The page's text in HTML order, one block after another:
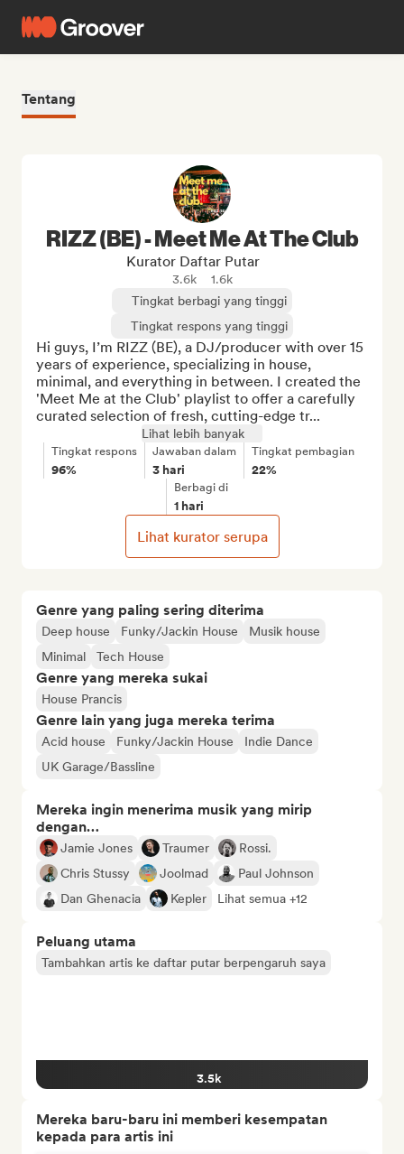
Tentang
Genre yang paling sering diterima
Deep house Funky/Jackin House
Musik house
Minimal
Tech House
Genre yang mereka sukai
House Prancis
Genre lain yang juga mereka terima
Acid house Funky/Jackin House
Indie Dance
UK Garage/Bassline
Mereka ingin menerima musik yang mirip
dengan…
Jamie Jones Traumer
Rossi.
Chris Stussy
Joolmad
Paul Johnson
Dan Ghenacia
Kepler Lihat semua +12
Peluang utama
Tambahkan artis ke daftar putar berpengaruh saya
3.5k
Mereka baru-baru ini memberi kesempatan
kepada para artis ini
RIZZ (BE) - Meet Me At The Club
Kurator Daftar Putar
3.6k
1.6k
Tingkat berbagi yang tinggi
Tingkat respons yang tinggi
Hi guys, I’m RIZZ (BE), a DJ/producer with over 15
years of experience, specializing in house,
minimal, and everything in between. I created the
'Meet Me at the Club' playlist to offer a carefully
curated selection of fresh, cutting-edge tr...
Lihat lebih banyak
Tingkat respons
96%
Jawaban dalam
3 hari
Tingkat pembagian
22%
Berbagi di
1 hari
Lihat kurator serupa